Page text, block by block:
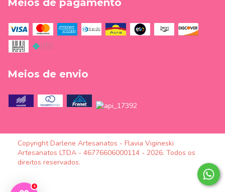
Meios de pagamento
Meios de envio
Copyright Darlene Artesanatos - Flavia Vigineski
Artesanatos LTDA - 46776606000114 - 2026. Todos os
direitos reservados.
4